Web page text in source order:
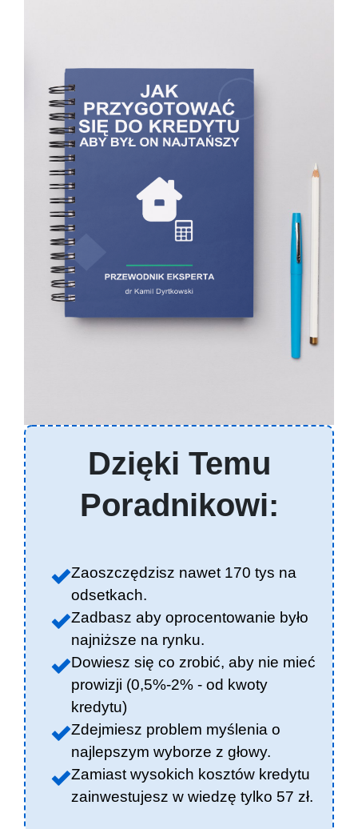
Dzięki Temu
Poradnikowi:
Zaoszczędzisz nawet 170 tys na
odsetkach.
Zadbasz aby oprocentowanie było
najniższe na rynku.
Dowiesz się co zrobić, aby nie mieć
prowizji (0,5%-2% - od kwoty
kredytu)
Zdejmiesz problem myślenia o
najlepszym wyborze z głowy.
Zamiast wysokich kosztów kredytu
zainwestujesz w wiedzę tylko 57 zł.